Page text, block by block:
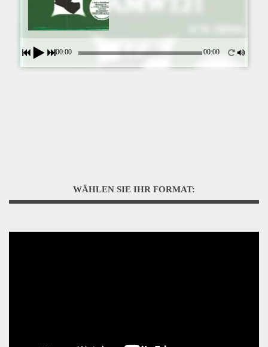
00:00 00:00
WÄHLEN SIE IHR FORMAT: